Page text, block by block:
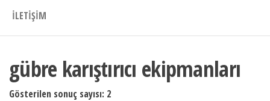
İLETIŞIM
gübre karıştırıcı ekipmanları
Gösterilen sonuç sayısı: 2